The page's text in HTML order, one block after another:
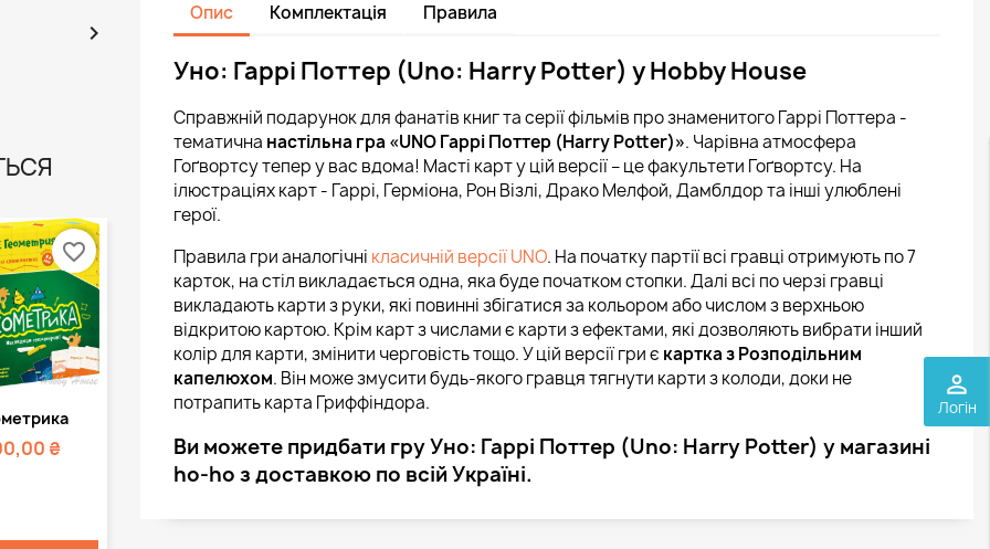
perm_identity
Логін

₴
favorite_border
Опис Комплектація Правила
Уно: Гаррі Поттер (Uno: Harry Potter) у Hobby House
Справжній подарунок для фанатів книг та серії фільмів про знаменитого Гаррі Поттера -
тематична настільна гра «UNO Гаррі Поттер (Harry Potter)». Чарівна атмосфера
Гоґвортсу тепер у вас вдома! Масті карт у цій версії – це факультети Гоґвортсу. На
ілюстраціях карт - Гаррі, Герміона, Рон Візлі, Драко Мелфой, Дамблдор та інші улюблені
герої.
Правила гри аналогічні класичній версії UNO. На початку партії всі гравці отримують по 7
карток, на стіл викладається одна, яка буде початком стопки. Далі всі по черзі гравці
викладають карти з руки, які повинні збігатися за кольором або числом з верхньою
відкритою картою. Крім карт з числами є карти з ефектами, які дозволяють вибрати інший
колір для карти, змінити черговість тощо. У цій версії гри є картка з Розподільним
капелюхом. Він може змусити будь-якого гравця тягнути карти з колоди, доки не
потрапить карта Гриффіндора.
Ви можете придбати гру Уно: Гаррі Поттер (Uno: Harry Potter) у магазині
ho-ho з доставкою по всій Україні.